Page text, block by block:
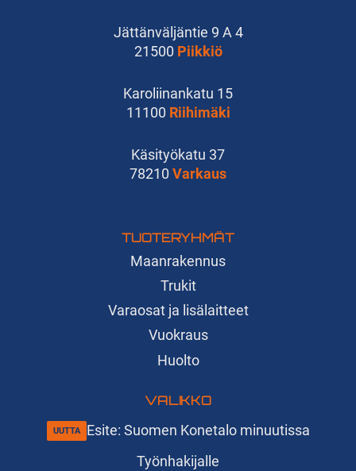
TUOTERYHMÄT
Maanrakennus
Trukit
Varaosat ja lisälaitteet
Vuokraus
Huolto
VALIKKO
Esite: Suomen Konetalo minuutissa
Työnhakijalle
Jättänväljäntie 9 A 4
21500 Piikkiö
Karoliinankatu 15
11100 Riihimäki
Käsityökatu 37
78210 Varkaus